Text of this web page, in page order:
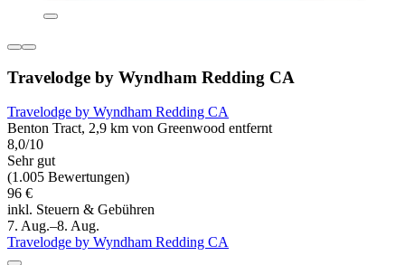
Travelodge by Wyndham Redding CA
Travelodge by Wyndham Redding CA
Benton Tract, 2,9 km von Greenwood entfernt
8,0/10
Sehr gut
(1.005 Bewertungen)
96 €
inkl. Steuern & Gebühren
7. Aug.–8. Aug.
Travelodge by Wyndham Redding CA